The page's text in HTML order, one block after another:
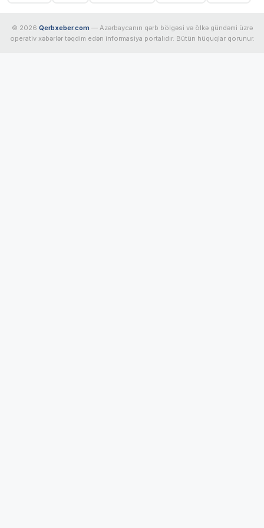
© 2026 Qerbxeber.com — Azərbaycanın qərb bölgəsi və ölkə gündəmi üzrə
operativ xəbərlər təqdim edən informasiya portalıdır. Bütün hüquqlar qorunur.